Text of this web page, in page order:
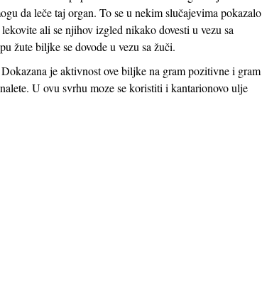
da leče taj organ. To se u nekim slučajevima pokazalo
ali se njihov izgled nikako dovesti u vezu sa
žute biljke se dovode u vezu sa žuči.
je aktivnost ove biljke na gram pozitivne i gram
U ovu svrhu moze se koristiti i kantarionovo ulje